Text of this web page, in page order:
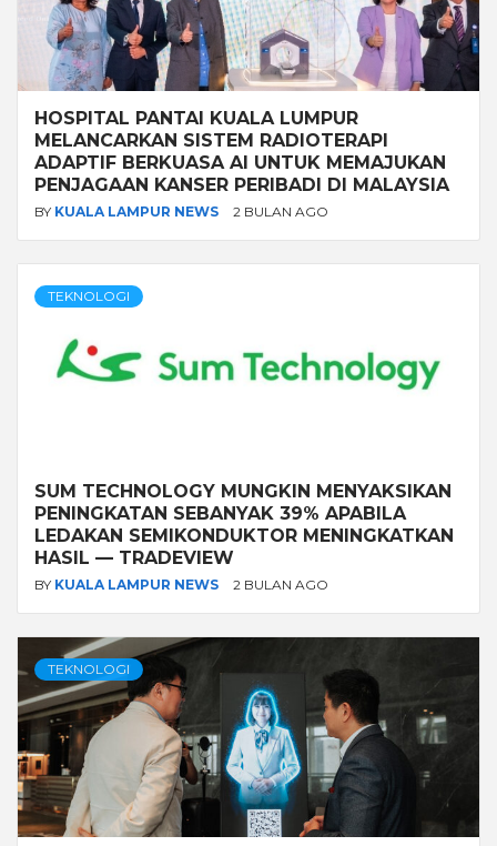
HOSPITAL PANTAI KUALA LUMPUR
MELANCARKAN SISTEM RADIOTERAPI
ADAPTIF BERKUASA AI UNTUK MEMAJUKAN
PENJAGAAN KANSER PERIBADI DI MALAYSIA
BY KUALA LAMPUR NEWS 2 BULAN AGO
TEKNOLOGI
SUM TECHNOLOGY MUNGKIN MENYAKSIKAN
PENINGKATAN SEBANYAK 39% APABILA
LEDAKAN SEMIKONDUKTOR MENINGKATKAN
HASIL — TRADEVIEW
BY KUALA LAMPUR NEWS 2 BULAN AGO
TEKNOLOGI